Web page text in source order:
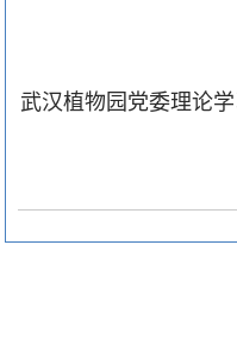
武汉植物园党委理论